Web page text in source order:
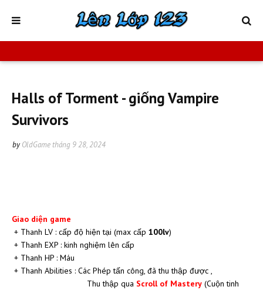
Halls of Torment - giống Vampire
Survivors
by OldGame tháng 9 28, 2024
Giao diện game
+ Thanh LV : cấp độ hiện tại (max cấp 100lv)
+ Thanh EXP : kinh nghiệm lên cấp
+ Thanh HP : Máu
+ Thanh Abilities : Các Phép tấn công, đã thu thập được ,
Thu thập qua Scroll of Mastery (Cuộn tinh